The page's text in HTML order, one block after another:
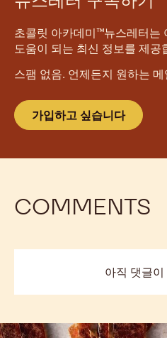
초콜릿 아카데미™뉴스레터는
도움이 되는 최신 정보를 제공
스팸 없음. 언제든지 원하는
가입하고 싶습니다
COMMENTS
아직 댓글